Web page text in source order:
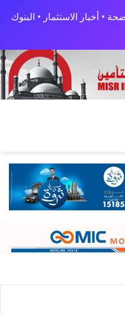
• أخبار الاستثمار • البنوك